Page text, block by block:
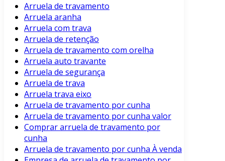
Arruela de travamento
Arruela aranha
Arruela com trava
Arruela de retenção
Arruela de travamento com orelha
Arruela auto travante
Arruela de segurança
Arruela de trava
Arruela trava eixo
Arruela de travamento por cunha
Arruela de travamento por cunha valor
Comprar arruela de travamento por
cunha
Arruela de travamento por cunha À venda